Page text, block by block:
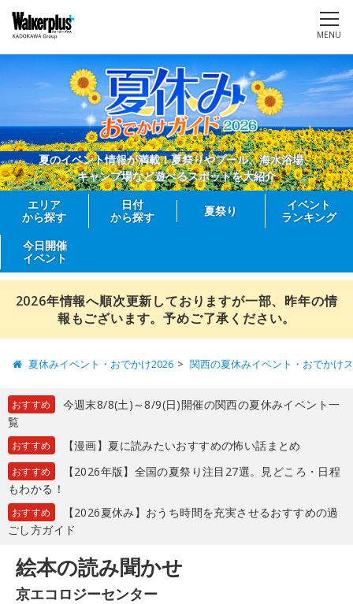
MENU
夏のイベント情報が満載！夏祭りやプール、海水浴場、
キャンプ場など遊べるスポットを大紹介
エリア
から探す
日付
から探す
夏祭り
イベント
ランキング
今日開催
イベント
2026年情報へ順次更新しておりますが一部、昨年の情
報もございます。予めご了承ください。
夏休みイベント・おでかけ2026 関西の夏休みイベント・おでかけ
おすすめ
今週末8/8(土)～8/9(日)開催の関西の夏休みイベント一
覧
おすすめ 【漫画】夏に読みたいおすすめの怖い話まとめ
おすすめ
【2026年版】全国の夏祭り注目27選。見どころ・日程
もわかる！
おすすめ
【2026夏休み】おうち時間を充実させるおすすめの過
ごし方ガイド
絵本の読み聞かせ
京エコロジーセンター